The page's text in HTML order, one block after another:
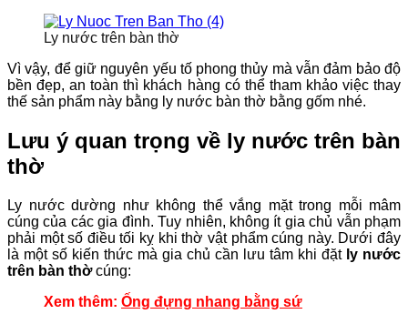
Ly nước trên bàn thờ
Vì vậy, để giữ nguyên yếu tố phong thủy mà vẫn đảm bảo độ
bền đẹp, an toàn thì khách hàng có thể tham khảo việc thay
thế sản phẩm này bằng ly nước bàn thờ bằng gốm nhé.
Lưu ý quan trọng về ly nước trên bàn
thờ
Ly nước dường như không thể vắng mặt trong mỗi mâm
cúng của các gia đình. Tuy nhiên, không ít gia chủ vẫn phạm
phải một số điều tối kỵ khi thờ vật phẩm cúng này. Dưới đây
là một số kiến thức mà gia chủ cần lưu tâm khi đặt ly nước
trên bàn thờcúng:
Xem thêm: Ống đựng nhang bằng sứ